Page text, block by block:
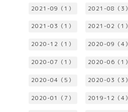
2021-09（1） 2021-08（3）
2021-03（1） 2021-02（1）
2020-12（1） 2020-09（4）
2020-07（1） 2020-06（1）
2020-04（5） 2020-03（3）
2020-01（7） 2019-12（4）